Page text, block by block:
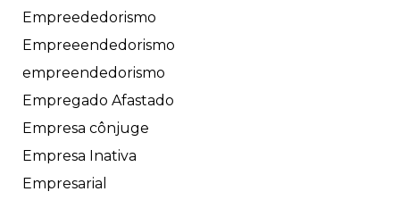
Empreededorismo
Empreeendedorismo
empreendedorismo
Empregado Afastado
Empresa cônjuge
Empresa Inativa
Empresarial